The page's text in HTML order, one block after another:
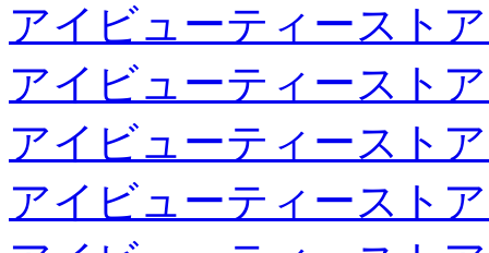
アイビューティースト
アイビューティースト
アイビューティースト
アイビューティースト